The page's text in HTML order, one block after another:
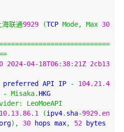
海联通9929 (TCP Mode, Max 30
2024-04-18T06: 38: 21Z 2cb13
preferred API IP - 104.21 .4
- Misaka. HKG
:
LeoMoeAPI
. 86.1 (ipv4. sha-9929.en
org), 30 hops max, 52 bytes